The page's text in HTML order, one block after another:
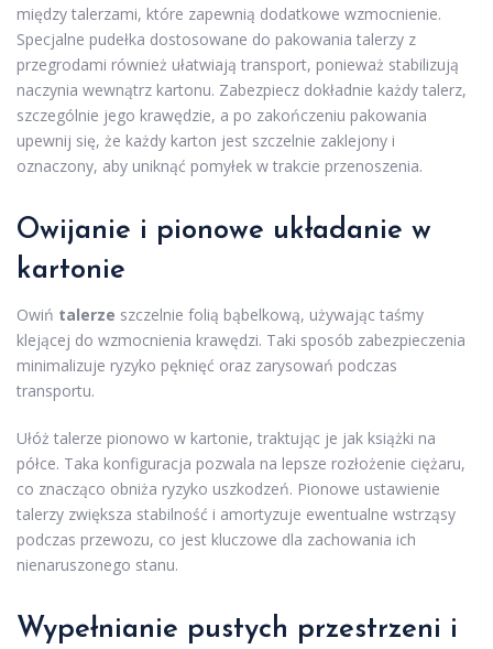
między talerzami, które zapewnią dodatkowe wzmocnienie.
Specjalne pudełka dostosowane do pakowania talerzy z
przegrodami również ułatwiają transport, ponieważ stabilizują
naczynia wewnątrz kartonu. Zabezpiecz dokładnie każdy talerz,
szczególnie jego krawędzie, a po zakończeniu pakowania
upewnij się, że każdy karton jest szczelnie zaklejony i
oznaczony, aby uniknąć pomyłek w trakcie przenoszenia.
Owijanie i pionowe układanie w
kartonie
Owiń talerze szczelnie folią bąbelkową, używając taśmy
klejącej do wzmocnienia krawędzi. Taki sposób zabezpieczenia
minimalizuje ryzyko pęknięć oraz zarysowań podczas
transportu.
Ułóż talerze pionowo w kartonie, traktując je jak książki na
półce. Taka konfiguracja pozwala na lepsze rozłożenie ciężaru,
co znacząco obniża ryzyko uszkodzeń. Pionowe ustawienie
talerzy zwiększa stabilność i amortyzuje ewentualne wstrząsy
podczas przewozu, co jest kluczowe dla zachowania ich
nienaruszonego stanu.
Wypełnianie pustych przestrzeni i